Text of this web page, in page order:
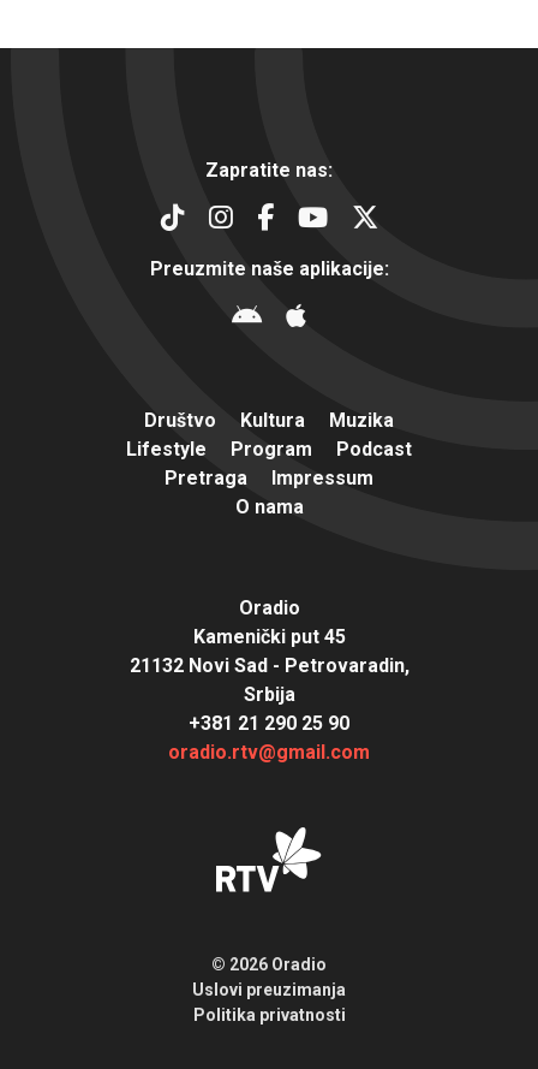
Zapratite nas:
Preuzmite naše aplikacije:
Društvo Kultura
Muzika
Lifestyle
Program
Podcast
Pretraga
Impressum
O nama
Oradio
Kamenički put 45
21132 Novi Sad - Petrovaradin,
Srbija
+381 21 290 25 90
oradio.rtv@gmail.com
© 2026 Oradio
Uslovi preuzimanja
Politika privatnosti